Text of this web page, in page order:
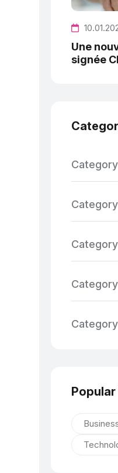
Une
signée
Popular